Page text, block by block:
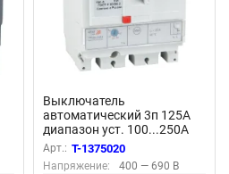
Выключатель
автоматический 3п 125А
диапазон уст. 100...250А
25кА OptiMat D250L-
TM125-УХЛ3 КЭАЗ 291418
Арт.: T-1375020
Напряжение:
400 — 690 В